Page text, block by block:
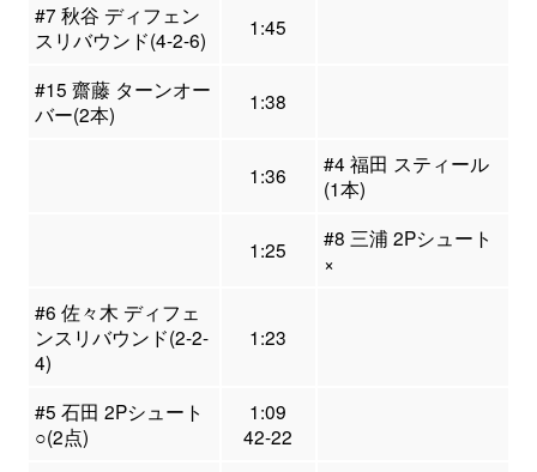
#7 秋谷 ディフェン
スリバウンド(4-2-6)
1:45
#15 齋藤 ターンオー
バー(2本)
1:38
1:36
#4 福田 スティール
(1本)
1:25
#8 三浦 2Pシュート
×
#6 佐々木 ディフェ
ンスリバウンド(2-2-
4)
1:23
#5 石田 2Pシュート
○(2点)
1:09
42-22